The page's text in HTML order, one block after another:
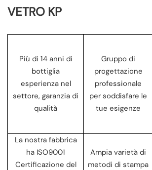
VETRO KP
Più di 14 anni di
bottiglia
esperienza nel
settore, garanzia di
qualità
Gruppo di
progettazione
professionale
per soddisfare le
tue esigenze
La nostra fabbrica
ha ISO9001
Certificazione del
Ampia varietà di
metodi di stampa